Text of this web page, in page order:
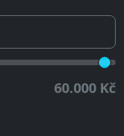
60.000 Kč